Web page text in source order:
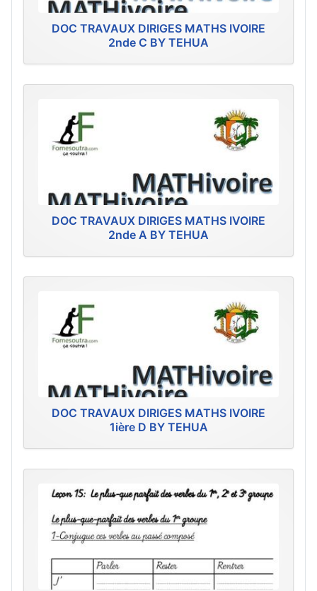
DOC TRAVAUX DIRIGES MATHS IVOIRE
2nde C BY TEHUA
DOC TRAVAUX DIRIGES MATHS IVOIRE
2nde A BY TEHUA
DOC TRAVAUX DIRIGES MATHS IVOIRE
1ière D BY TEHUA